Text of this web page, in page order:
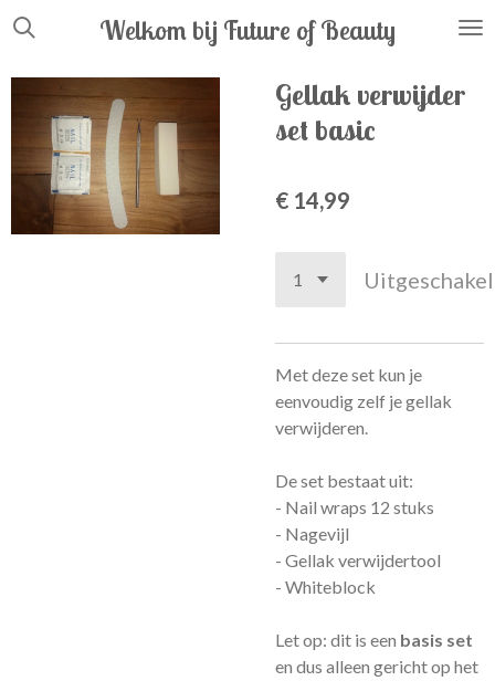
Ga
naar
hoofdinhoud
Welkom bij Future ofBeauty
Gellak verwijder
set basic
€ 14,99
Met deze set kun je
eenvoudig zelf je gellak
verwijderen.
De set bestaat uit:
- Nail wraps 12 stuks
- Nagevijl
- Gellak verwijdertool
- Whiteblock
Let op: dit is een basis set
en dus alleen gericht op het